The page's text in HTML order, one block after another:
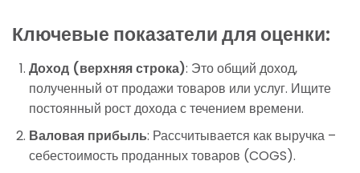
Ключевые показатели для оценки:
Доход (верхняя строка): Это общий доход,
полученный от продажи товаров или услуг. Ищите
постоянный рост дохода с течением времени.
Валовая прибыль: Рассчитывается как выручка –
себестоимость проданных товаров (COGS).